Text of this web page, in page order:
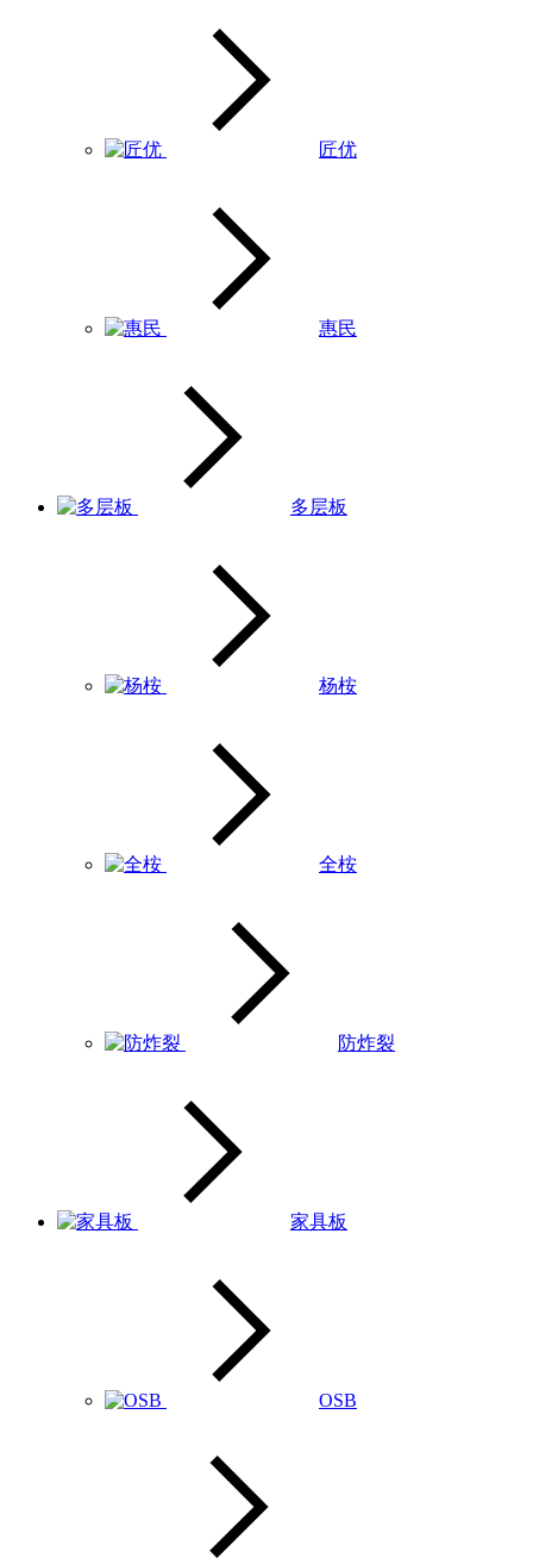
匠优
惠民
多层板
杨桉
全桉
防炸裂
家具板
OSB